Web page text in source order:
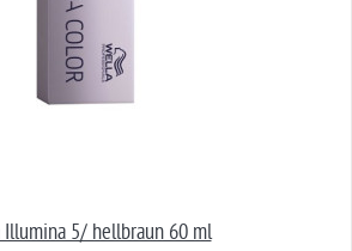
Illumina 5/ hellbraun 60 ml